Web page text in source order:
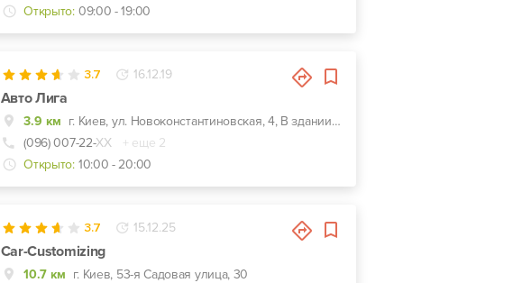
Открыто: 09:00 - 19:00
3.7 16.12.19
Авто Лига
3.9 км
г. Киев, ул. Новоконстантиновская, 4, В здании Vianor 1й Бокс
(096) 007-22-ХХ
+ еще 2
Открыто: 10:00 - 20:00
3.7 15.12.25
Car-Customizing
10.7 км г. Киев, 53-я Садовая улица, 30